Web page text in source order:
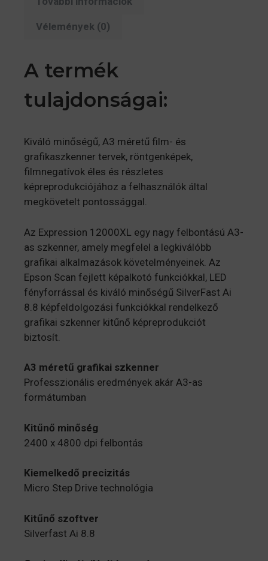
Vélemények (0)
A termék
tulajdonságai:
Kiváló minőségű, A3 méretű film- és
grafikaszkenner tervek, röntgenképek,
filmnegatívok éles és részletes
képreprodukciójához a felhasználók által
megkövetelt pontossággal.
Az Expression 12000XL egy nagy felbontású A3-
as szkenner, amely megfelel a legkiválóbb
grafikai alkalmazások követelményeinek. Az
Epson Scan fejlett képalkotó funkciókkal, LED
fényforrással és kiváló minőségű SilverFast Ai
8.8 képfeldolgozási funkciókkal rendelkező
grafikai szkenner kitűnő képreprodukciót
biztosít.
A3 méretű grafikai szkenner
Professzionális eredmények akár A3-as
formátumban
Kitűnő minőség
2400 x 4800 dpi felbontás
Kiemelkedő precizitás
Micro Step Drive technológia
Kitűnő szoftver
Silverfast Ai 8.8